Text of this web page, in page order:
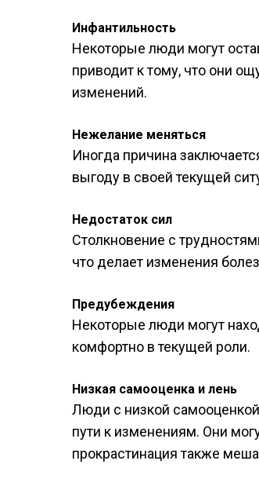
Инфантильность
Некоторые люди могут
приводит к тому, что они
изменений.
Нежелание меняться
Иногда причина
выгоду в своей текущей
Недостаток сил
Столкновение с
что делает изменения
Предубеждения
Некоторые люди могут
комфортно в текущей роли.
Низкая самооценка и лень
Люди с низкой самооценкой
пути к изменениям. Они
прокрастинация также